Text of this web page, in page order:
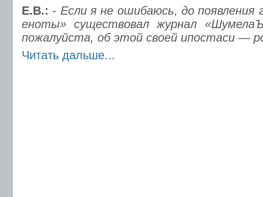
Е.В.: - Если я не ошибаюсь, до появления
еноты» существовал журнал
пожалуйста, об этой своей ипостаси —
Читать дальше...